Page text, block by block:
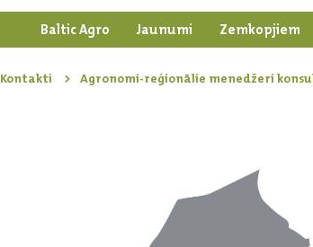
Baltic Agro Jaunumi Zemkopjiem
Kontakti Agronomi-reģionālie menedžeri